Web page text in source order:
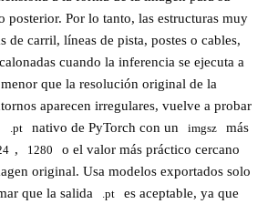
posterior. Por lo tanto, las estructuras muy
de carril, líneas de pista, postes o cables,
cuando la inferencia se ejecuta a
que la resolución original de la
aparecen irregulares, vuelve a probar
.pt nativo de PyTorch con un imgsz
más
, 1280
o el valor más práctico cercano
original. Usa modelos exportados solo
que la salida
.pt
es aceptable, ya que